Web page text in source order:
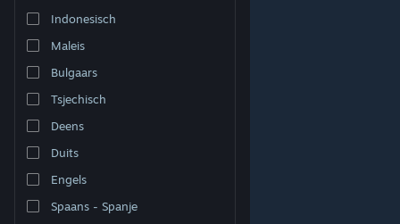
Indonesisch
Maleis
Bulgaars
Tsjechisch
Deens
Duits
Engels
Spaans - Spanje